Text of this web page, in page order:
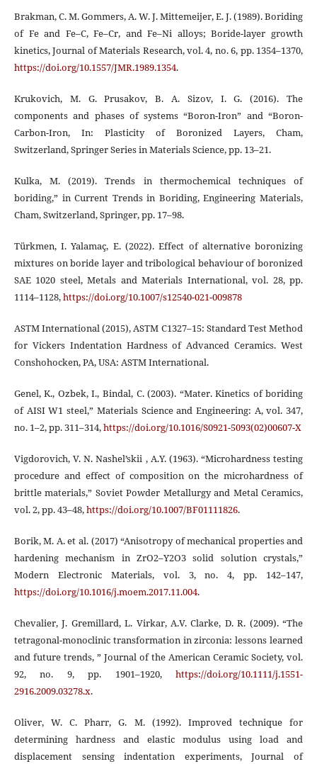
Brakman, C. M. Gommers, A. W. J. Mittemeijer, E. J. (1989). Boriding
of Fe and Fe–C, Fe–Cr, and Fe–Ni alloys; Boride-layer growth
kinetics, Journal of Materials Research, vol. 4, no. 6, pp. 1354–1370,
https://doi.org/10.1557/JMR.1989.1354.
Krukovich, M. G. Prusakov, B. A. Sizov, I. G. (2016). The
components and phases of systems “Boron-Iron” and “Boron-
Carbon-Iron, In: Plasticity of Boronized Layers, Cham,
Switzerland, Springer Series in Materials Science, pp. 13–21.
Kulka, M. (2019). Trends in thermochemical techniques of
boriding,” in Current Trends in Boriding, Engineering Materials,
Cham, Switzerland, Springer, pp. 17–98.
Türkmen, I. Yalamaç, E. (2022). Effect of alternative boronizing
mixtures on boride layer and tribological behaviour of boronized
SAE 1020 steel, Metals and Materials International, vol. 28, pp.
1114–1128,https://doi.org/10.1007/s12540-021-009878
ASTM International (2015), ASTM C1327–15: Standard Test Method
for Vickers Indentation Hardness of Advanced Ceramics. West
Conshohocken, PA, USA: ASTM International.
Genel, K., Ozbek, I., Bindal, C. (2003). “Mater. Kinetics of boriding
of AISI W1 steel,” Materials Science and Engineering: A, vol. 347,
no. 1–2, pp. 311–314,https://doi.org/10.1016/S0921-5093(02)00607-X
Vigdorovich, V. N. Nashel’skii , A.Y. (1963). “Microhardness testing
procedure and effect of composition on the microhardness of
brittle materials,” Soviet Powder Metallurgy and Metal Ceramics,
vol. 2, pp. 43–48,https://doi.org/10.1007/BF01111826.
Borik, M. A. et al. (2017) “Anisotropy of mechanical properties and
hardening mechanism in ZrO2–Y2O3 solid solution crystals,”
Modern Electronic Materials, vol. 3, no. 4, pp. 142–147,
https://doi.org/10.1016/j.moem.2017.11.004.
Chevalier, J. Gremillard, L. Virkar, A.V. Clarke, D. R. (2009). “The
tetragonal-monoclinic transformation in zirconia: lessons learned
and future trends, ” Journal of the American Ceramic Society, vol.
92, no. 9, pp. 1901–1920,https://doi.org/10.1111/j.1551-
2916.2009.03278.x.
Oliver, W. C. Pharr, G. M. (1992). Improved technique for
determining hardness and elastic modulus using load and
displacement sensing indentation experiments, Journal of